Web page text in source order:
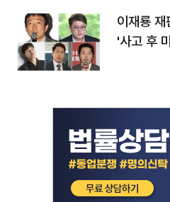
이재룡
'사고 후